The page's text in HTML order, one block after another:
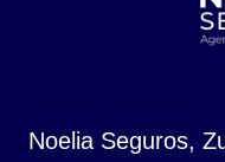
Noelia Seguros,